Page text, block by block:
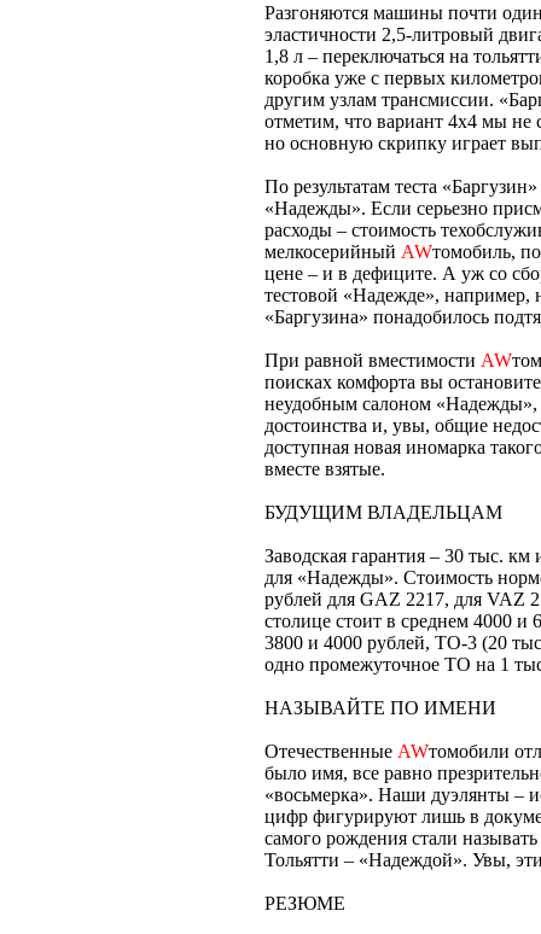
Разгоняются машины почти
эластичности 2,5-литровый
1,8 л – переключаться на
коробка уже с первых
другим узлам трансмиссии.
отметим, что вариант 4х4 мы
но основную скрипку играет
По результатам теста
«Надежды». Если серьезно
расходы – стоимость
мелкосерийный AWтомобиль,
цене – и в дефиците. А уж со
тестовой «Надежде», например,
«Баргузина» понадобилось
При равной вместимости AW
поисках комфорта вы
неудобным салоном «Надежды»,
достоинства и, увы, общие
доступная новая иномарка
вместе взятые.
БУДУЩИМ ВЛАДЕЛЬЦАМ
Заводская гарантия – 30 тыс.
для «Надежды». Стоимость
рублей для GAZ 2217, для VAZ
столице стоит в среднем 4000 и
3800 и 4000 рублей, ТО-3 (20
одно промежуточное ТО на 1
НАЗЫВАЙТЕ ПО ИМЕНИ
Отечественные AWтомобили
было имя, все равно
«восьмерка». Наши дуэлянты –
цифр фигурируют лишь в
самого рождения стали
Тольятти – «Надеждой». Увы,
РЕЗЮМЕ